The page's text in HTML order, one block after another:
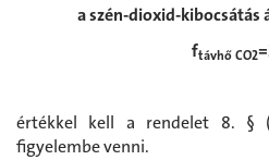
a szén-dioxid-
ftávhő CO2
értékkel kell a rendelet 8. §
figyelembe venni.